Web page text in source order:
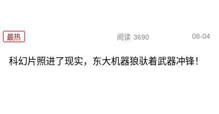
最热 阅读 3690 08-04
科幻片照进了现实，东大机器狼驮着武器冲锋！